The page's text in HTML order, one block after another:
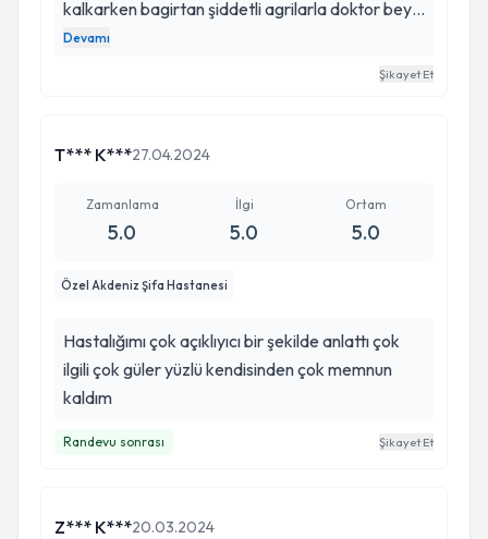
kalkarken bagirtan şiddetli agrilarla doktor beye
geldik ameliyat önerdi bu sefer kacamadim ama
iyi ki de kacmamisim çok memnun kaldım sıfır
ailecek size çok teşekkür ediyoruz...
Devamı
Şikayet Et
T*** K***27.04.2024
Zamanlama
5.0
İlgi
5.0
Ortam
5.0
Özel Akdeniz Şifa Hastanesi
Hastalığımı çok açıklıyıcı bir şekilde anlattı çok
ilgili çok güler yüzlü kendisinden çok memnun
kaldım
Randevu sonrası Şikayet Et
Z*** K***20.03.2024